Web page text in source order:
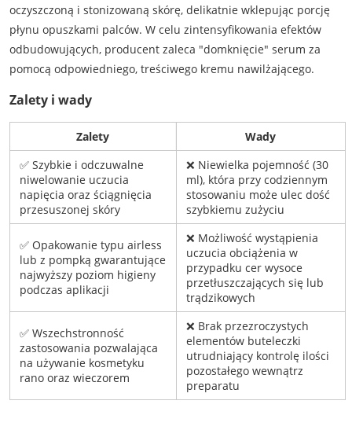
oczyszczoną i stonizowaną skórę, delikatnie wklepując porcję
płynu opuszkami palców. W celu zintensyfikowania efektów
odbudowujących, producent zaleca "domknięcie" serum za
pomocą odpowiedniego, treściwego kremu nawilżającego.
Zalety i wady
Zalety
Wady
✅ Szybkie i odczuwalne
niwelowanie uczucia
napięcia oraz ściągnięcia
przesuszonej skóry
❌ Niewielka pojemność (30
ml), która przy codziennym
stosowaniu może ulec dość
szybkiemu zużyciu
✅ Opakowanie typu airless
lub z pompką gwarantujące
najwyższy poziom higieny
podczas aplikacji
❌ Możliwość wystąpienia
uczucia obciążenia w
przypadku cer wysoce
przetłuszczających się lub
trądzikowych
✅ Wszechstronność
zastosowania pozwalająca
na używanie kosmetyku
rano oraz wieczorem
❌ Brak przezroczystych
elementów buteleczki
utrudniający kontrolę ilości
pozostałego wewnątrz
preparatu